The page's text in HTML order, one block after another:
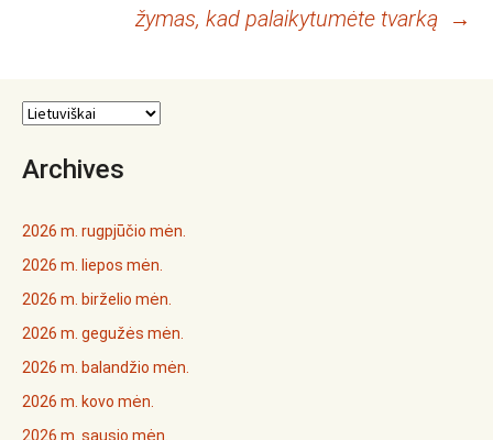
žymas, kad palaikytumėte tvarką
→
Archives
2026 m. rugpjūčio mėn.
2026 m. liepos mėn.
2026 m. birželio mėn.
2026 m. gegužės mėn.
2026 m. balandžio mėn.
2026 m. kovo mėn.
2026 m. sausio mėn.